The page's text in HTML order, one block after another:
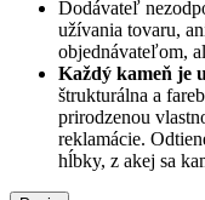
Dodávateľ
užívania tovaru,
objednávateľom,
Každý kameň je
štrukturálna a
prirodzenou
reklamácie.
hĺbky, z akej sa